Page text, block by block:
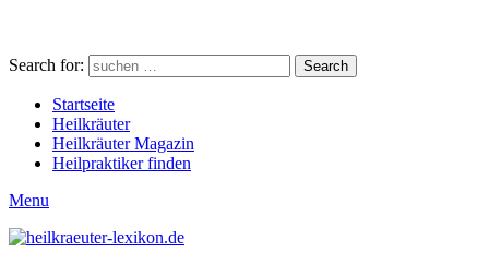
Search for: Search
Startseite
Heilkräuter
Heilkräuter Magazin
Heilpraktiker finden
Menu